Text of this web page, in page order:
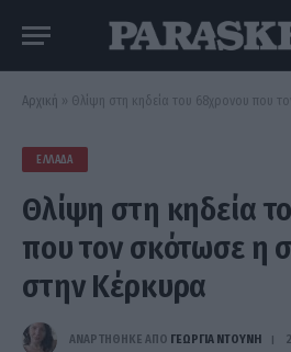
Αρχική » Θλίψη στη κηδεία του 68χρονου που τον
ΕΛΛΆΔΑ
Θλίψη στη κηδεία
που τον σκότωσε η
στην Κέρκυρα
ΑΝΑΡΤΗΘΗΚΕ ΑΠΟ ΓΕΩΡΓΊΑ ΝΤΟΎΝΗ